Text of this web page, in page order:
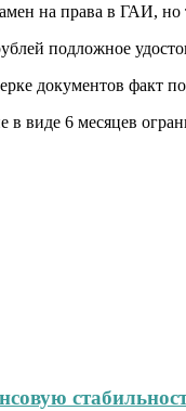
на права в ГАИ,
подложное
документов факт
в виде 6 месяцев